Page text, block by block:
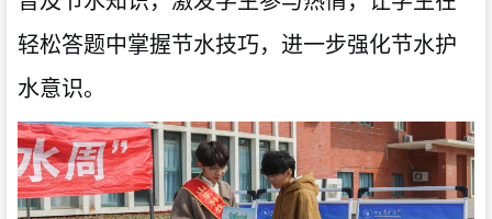
轻松答题中掌握节水技巧，进一步强化节水护
水意识。